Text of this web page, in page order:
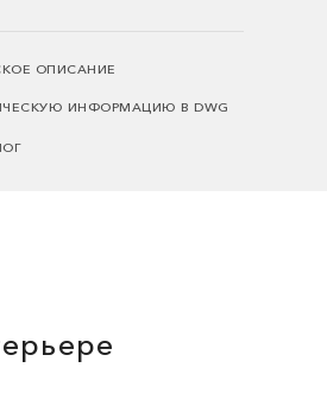
ОПИСАНИЕ
ИНФОРМАЦИЮ В DWG